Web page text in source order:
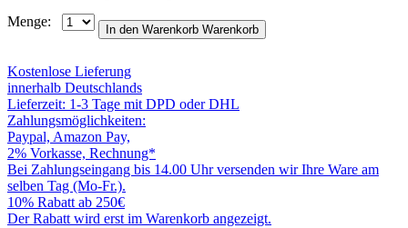
Menge:
In den Warenkorb Warenkorb
Kostenlose Lieferung
innerhalb Deutschlands
Lieferzeit: 1-3 Tage mit DPD oder DHL
Zahlungsmöglichkeiten:
Paypal, Amazon Pay,
2% Vorkasse, Rechnung*
Bei Zahlungseingang bis 14.00 Uhr versenden wir Ihre Ware am
selben Tag (Mo-Fr.).
10% Rabatt ab 250€
Der Rabatt wird erst im Warenkorb angezeigt.